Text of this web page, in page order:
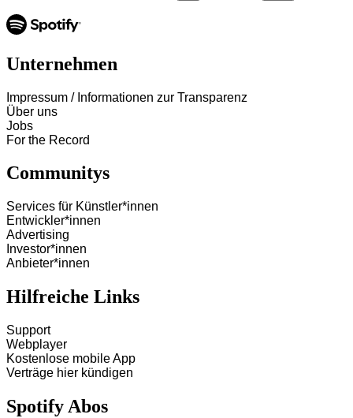
Unternehmen
Impressum / Informationen zur Transparenz
Über uns
Jobs
For the Record
Communitys
Services für Künstler*innen
Entwickler*innen
Advertising
Investor*innen
Anbieter*innen
Hilfreiche Links
Support
Webplayer
Kostenlose mobile App
Verträge hier kündigen
Spotify Abos